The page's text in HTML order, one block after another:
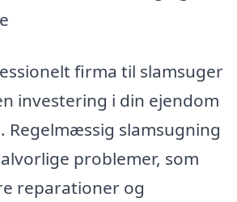
firma til slamsuger
investering i din ejendom
Regelmæssig slamsugning
problemer, som
reparationer og